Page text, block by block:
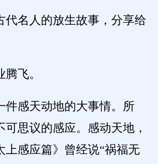
代名人的放生故事，分享给
飞。
件感天动地的大事情。所
可思议的感应。感动天地，
上感应篇》曾经说“祸福无